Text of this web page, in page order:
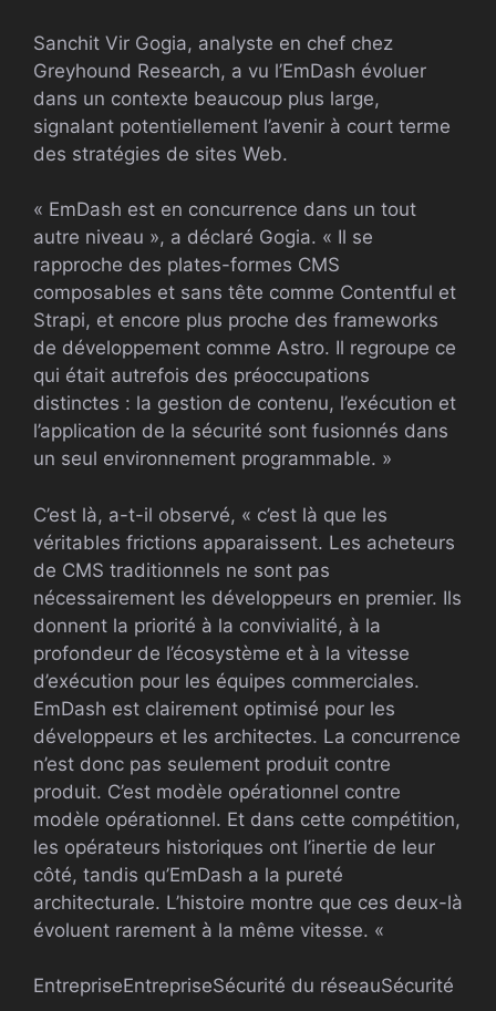
Sanchit Vir Gogia, analyste en chef chez
Greyhound Research, a vu l’EmDash évoluer
dans un contexte beaucoup plus large,
signalant potentiellement l’avenir à court terme
des stratégies de sites Web.
« EmDash est en concurrence dans un tout
autre niveau », a déclaré Gogia. « Il se
rapproche des plates-formes CMS
composables et sans tête comme Contentful et
Strapi, et encore plus proche des frameworks
de développement comme Astro. Il regroupe ce
qui était autrefois des préoccupations
distinctes : la gestion de contenu, l’exécution et
l’application de la sécurité sont fusionnés dans
un seul environnement programmable. »
C’est là, a-t-il observé, « c’est là que les
véritables frictions apparaissent. Les acheteurs
de CMS traditionnels ne sont pas
nécessairement les développeurs en premier. Ils
donnent la priorité à la convivialité, à la
profondeur de l’écosystème et à la vitesse
d’exécution pour les équipes commerciales.
EmDash est clairement optimisé pour les
développeurs et les architectes. La concurrence
n’est donc pas seulement produit contre
produit. C’est modèle opérationnel contre
modèle opérationnel. Et dans cette compétition,
les opérateurs historiques ont l’inertie de leur
côté, tandis qu’EmDash a la pureté
architecturale. L’histoire montre que ces deux-là
évoluent rarement à la même vitesse. «
EntrepriseEntrepriseSécurité du réseauSécurité